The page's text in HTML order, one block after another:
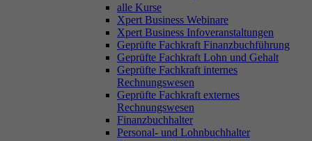
alle Kurse
Xpert Business Webinare
Xpert Business Infoveranstaltungen
Geprüfte Fachkraft Finanzbuchführung
Geprüfte Fachkraft Lohn und Gehalt
Geprüfte Fachkraft internes
Rechnungswesen
Geprüfte Fachkraft externes
Rechnungswesen
Finanzbuchhalter
Personal- und Lohnbuchhalter